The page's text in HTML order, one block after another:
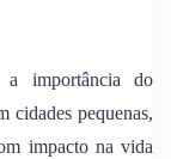
a importância do
cidades pequenas,
impacto na vida